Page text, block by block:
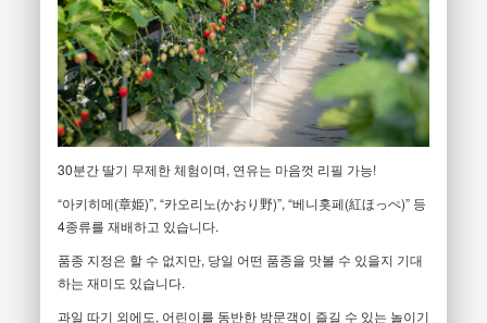
30분간 딸기 무제한 체험이며, 연유는 마음껏 리필 가능!
“아키히메(章姫)”, “카오리노(かおり野)”, “베니홋페(紅ほっぺ)” 등
4종류를 재배하고 있습니다.
품종 지정은 할 수 없지만, 당일 어떤 품종을 맛볼 수 있을지 기대
하는 재미도 있습니다.
과일 따기 외에도, 어린이를 동반한 방문객이 즐길 수 있는 놀이기